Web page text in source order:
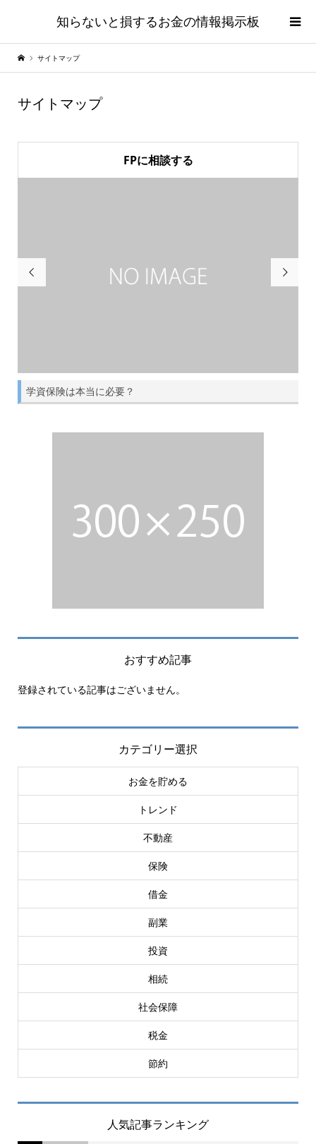
知らないと損するお金の情報掲示板
サイトマップ
サイトマップ
FPに相談する

学資保険は本当に必要？

おすすめ記事
登録されている記事はございません。
カテゴリー選択
お金を貯める
トレンド
不動産
保険
借金
副業
投資
相続
社会保障
税金
節約
人気記事ランキング